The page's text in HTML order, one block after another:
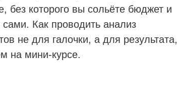
без которого вы сольёте бюджет и
сами. Как проводить анализ
не для галочки, а для результата,
на мини-курсе.